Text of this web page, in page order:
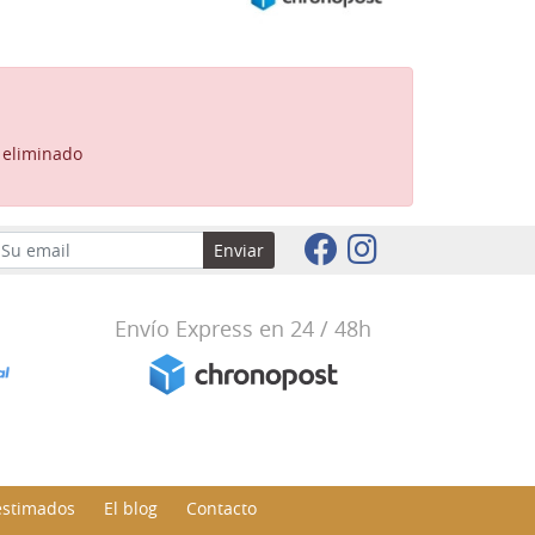
Enviar
Envío Express en 24 / 48h
El blog Contacto